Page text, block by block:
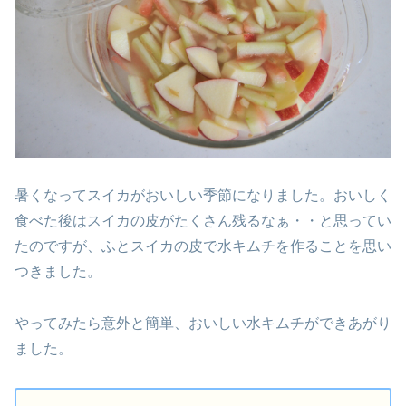
暑くなってスイカがおいしい季節になりました。おいしく
食べた後はスイカの皮がたくさん残るなぁ・・と思ってい
たのですが、ふとスイカの皮で水キムチを作ることを思い
つきました。
やってみたら意外と簡単、おいしい水キムチができあがり
ました。